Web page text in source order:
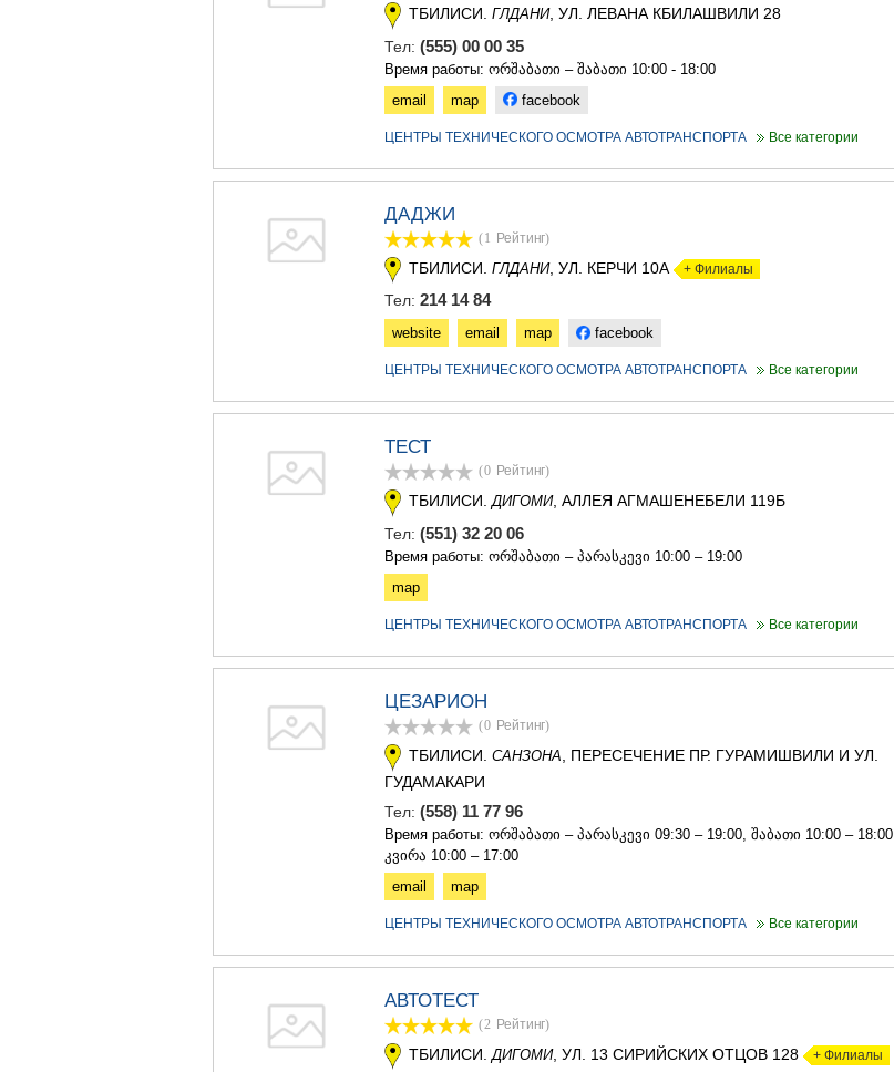
ТБИЛИСИ. ГЛДАНИ, УЛ. ЛЕВАНА КБИЛАШВИЛИ 28
Тел: (555) 00 00 35
Время работы: ორშაბათი – შაბათი 10:00 - 18:00
email
map facebook
ЦЕНТРЫ ТЕХНИЧЕСКОГО ОСМОТРА АВТОТРАНСПОРТА Все категории
ДАДЖИ
(1 Рейтинг)
ТБИЛИСИ. ГЛДАНИ, УЛ. КЕРЧИ 10А + Филиалы
Тел: 214 14 84
website email map facebook
ЦЕНТРЫ ТЕХНИЧЕСКОГО ОСМОТРА АВТОТРАНСПОРТА Все категории
ТЕСТ
(0 Рейтинг)
ТБИЛИСИ.ДИГОМИ, АЛЛЕЯ АГМАШЕНЕБЕЛИ 119Б
Тел: (551) 32 20 06
Время работы: ორშაბათი – პარასკევი 10:00 – 19:00
map
ЦЕНТРЫ ТЕХНИЧЕСКОГО ОСМОТРА АВТОТРАНСПОРТА Все категории
ЦЕЗАРИОН
(0 Рейтинг)
ТБИЛИСИ. САНЗОНА , ПЕРЕСЕЧЕНИЕ ПР. ГУРАМИШВИЛИ И УЛ.
ГУДАМАКАРИ
Тел: (558) 11 77 96
Время работы: ორშაბათი – პარასკევი 09:30 – 19:00, შაბათი 10:00 – 18:00,
კვირა 10:00 – 17:00
email
map
ЦЕНТРЫ ТЕХНИЧЕСКОГО ОСМОТРА АВТОТРАНСПОРТА Все категории
АВТОТЕСТ
(2 Рейтинг)
ТБИЛИСИ. ДИГОМИ, УЛ. 13 СИРИЙСКИХ ОТЦОВ 128 + Филиалы